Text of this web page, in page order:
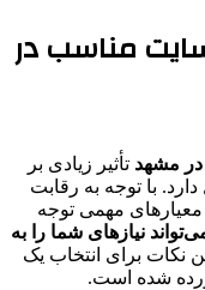
مناسب در
مشهد تأثیر زیادی بر
با توجه به رقابت
مهمی توجه
نیازهای شما را به
نکات برای انتخاب یک
شده است.